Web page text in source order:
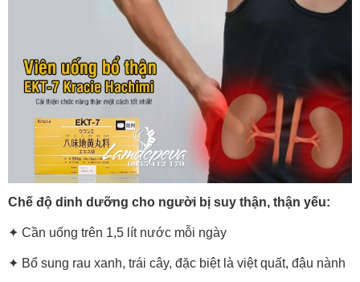
Chế độ dinh dưỡng cho người bị suy thận, thận yếu:
✦ Cần uống trên 1,5 lít nước mỗi ngày
✦ Bổ sung rau xanh, trái cây, đặc biệt là việt quất, đậu nành